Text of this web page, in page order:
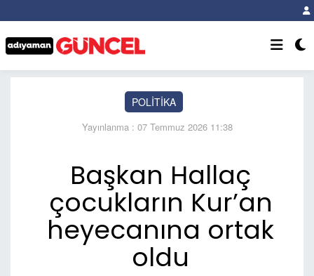
POLİTİKA
Yayınlanma : 07 Temmuz 2026 11:38
Başkan Hallaç
çocukların Kur’an
heyecanına ortak
oldu